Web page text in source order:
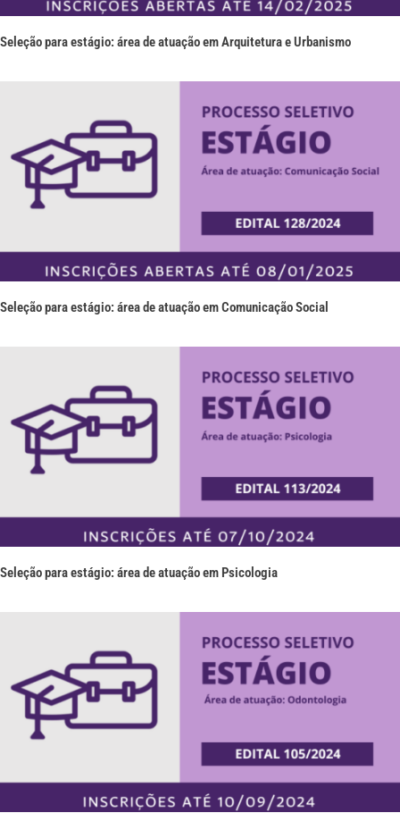
Seleção para estágio: área de atuação em Arquitetura e Urbanismo
Seleção para estágio: área de atuação em Comunicação Social
Seleção para estágio: área de atuação em Psicologia